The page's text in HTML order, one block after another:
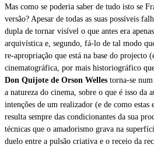
Mas como se poderia saber de tudo isto se
versão? Apesar de todas as suas possíveis
dupla de tornar visível o que antes era
arquivística e, segundo, fá-lo de tal modo
re-apropriação que está na base do projecto
cinematográfica, por mais historiográfico
Don Quijote de Orson Welles torna-se
a natureza do cinema, sobre o que é isso da
intenções de um realizador (e de como
resulta sempre das condicionantes da sua
técnicas que o amadorismo grava na
duelo entre a pulsão criativa e o receio da